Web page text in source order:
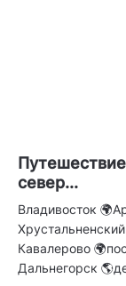
север...
Владивосток
Кавалерово
Дальнегорск